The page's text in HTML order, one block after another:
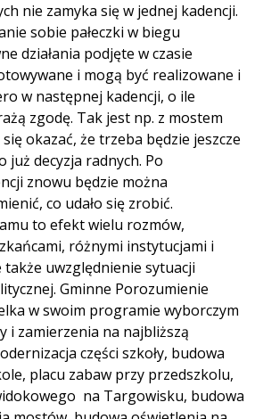
zamyka się w jednej kadencji.
sobie pałeczki w biegu
działania podjęte w czasie
i mogą być realizowane i
w następnej kadencji, o ile
zgodę. Tak jest np. z mostem
się okazać, że trzeba będzie jeszcze
już decyzja radnych. Po
znowu będzie można
co udało się zrobić.
to efekt wielu rozmów,
różnymi instytucjami i
uwzględnienie sytuacji
Gminne Porozumienie
w swoim programie wyborczym
i zamierzenia na najbliższą
części szkoły, budowa
placu zabaw przy przedszkolu,
na Targowisku, budowa